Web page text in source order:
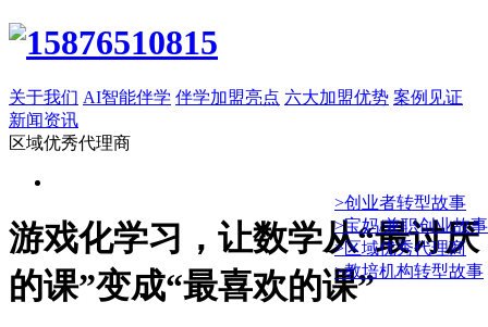
关于我们 AI智能伴学 伴学加盟亮点 六大加盟优势 案例见证
新闻资讯
区域优秀代理商
>创业者转型故事
>宝妈/兼职创业故事
>区域优秀代理商
>教培机构转型故事
游戏化学习，让数学从“最讨厌
的课”变成“最喜欢的课”